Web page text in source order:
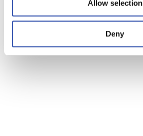
Allow selection
Deny